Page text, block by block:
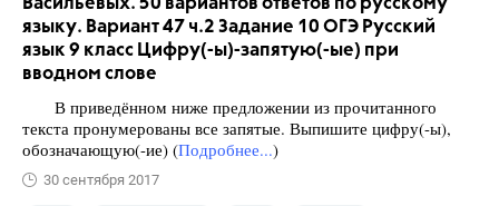
Васильевых. 50 вариантов ответов по русскому
языку. Вариант 47 ч.2 Задание 10 ОГЭ Русский
язык 9 класс Цифру(-ы)-запятую(-ые) при
вводном слове
В приведённом ниже предложении из прочитанного
текста пронумерованы все запятые. Выпишите цифру(-ы),
обозначающую(-ие) (Подробнее...)
30 сентября 2017